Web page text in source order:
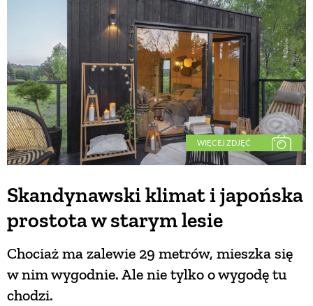
WIĘCEJ ZDJĘĆ
Skandynawski klimat i japońska
prostota w starym lesie
Chociaż ma zalewie 29 metrów, mieszka się
w nim wygodnie. Ale nie tylko o wygodę tu
chodzi.
BUDUJEMY DOM
OGRÓD
WARZYWA I OWOCE
PORADY
ZIELEŃ W DOMU